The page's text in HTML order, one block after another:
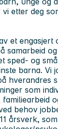
vi etter deg
et engasjert
samarbeid
sped- og
barna. Vi
hverandres
som
behov
årsverk,